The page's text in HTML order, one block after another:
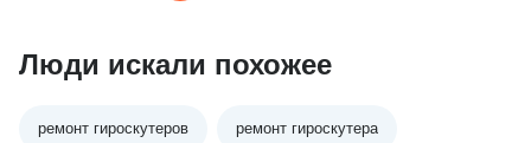
Люди искали похожее
ремонт гироскутеров ремонт гироскутера